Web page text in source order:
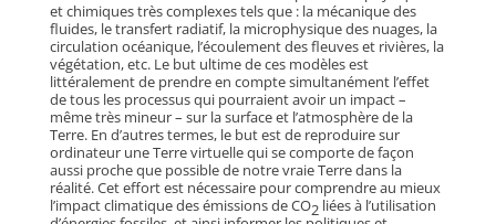
et chimiques très complexes tels que : la mécanique des
fluides, le transfert radiatif, la microphysique des nuages, la
circulation océanique, l’écoulement des fleuves et rivières, la
végétation, etc. Le but ultime de ces modèles est
littéralement de prendre en compte simultanément l’effet
de tous les processus qui pourraient avoir un impact –
même très mineur – sur la surface et l’atmosphère de la
Terre. En d’autres termes, le but est de reproduire sur
ordinateur une Terre virtuelle qui se comporte de façon
aussi proche que possible de notre vraie Terre dans la
réalité. Cet effort est nécessaire pour comprendre au mieux
l’impact climatique des émissions de CO2liées à l’utilisation